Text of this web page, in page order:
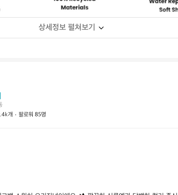
상세정보 펼쳐보기
개 팔로워 85명